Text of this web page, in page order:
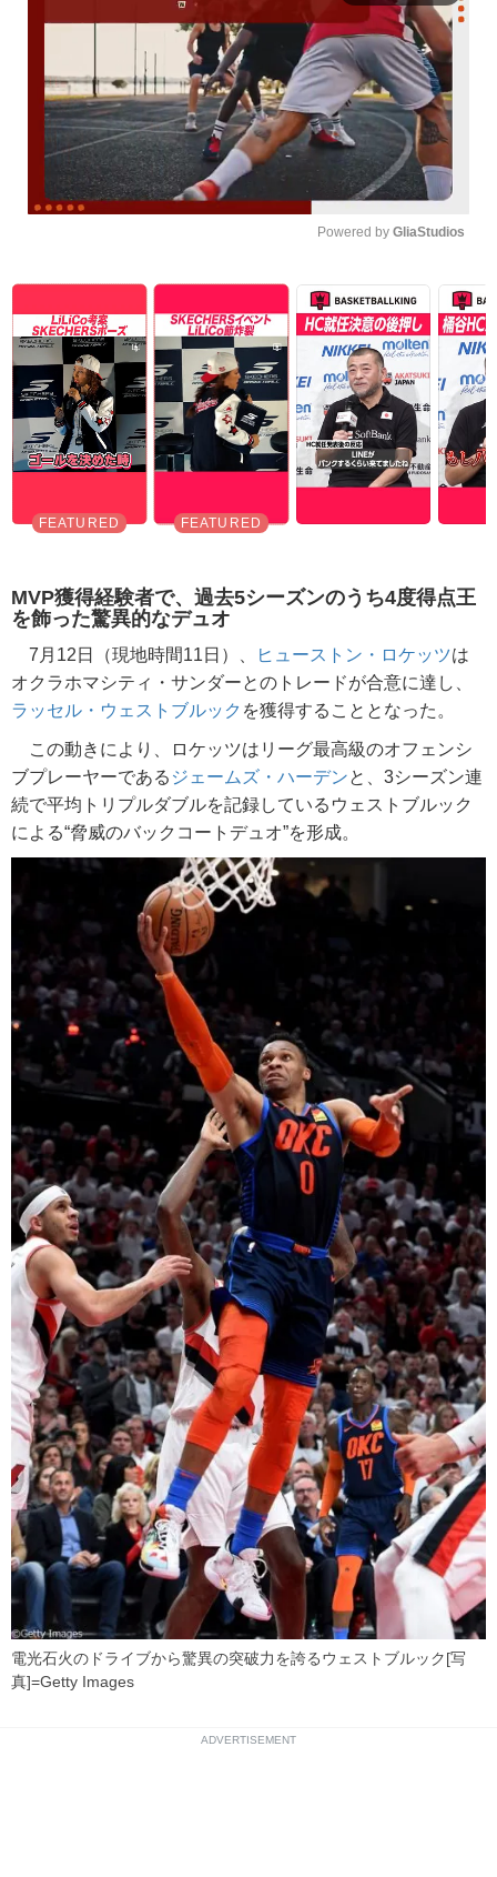
Powered by GliaStudios
MVP獲得経験者で、過去5シーズンのうち4度得点王
を飾った驚異的なデュオ
7月12日（現地時間11日）、 ヒューストン・ロケッツは
オクラホマシティ・サンダーとのトレードが合意に達し、
ラッセル・ウェストブルック を獲得することとなった。
この動きにより、ロケッツはリーグ最高級のオフェンシ
ブプレーヤーである ジェームズ・ハーデンと、3シーズン連
続で平均トリプルダブルを記録しているウェストブルック
による“脅威のバックコートデュオ”を形成。
電光石火のドライブから驚異の突破力を誇るウェストブルック[写
真]=Getty Images
ADVERTISEMENT